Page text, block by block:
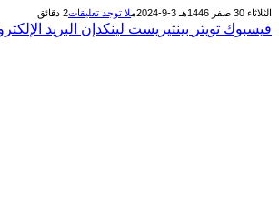
الثلاثاء 30 صفر 1446هـ 3-9-2024م لا توجد تعليقات2 دقائق
فيسبوك تويتر بينتيريست لينكدإن البريد